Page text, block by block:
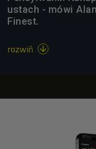
ustach - mówi
Finest.
rozwiń 